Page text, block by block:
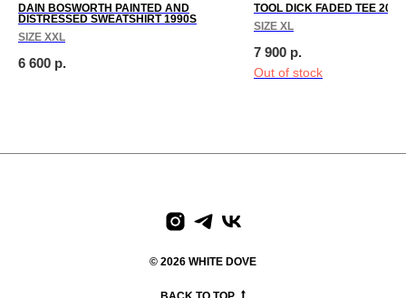
DAIN BOSWORTH PAINTED AND
DISTRESSED SWEATSHIRT 1990S
SIZE XXL
6 600 р.
TOOL DICK FADED TEE
SIZE XL
7 900 р.
Out of stock
We create digital spaces We create digital spaces We
© 2026 WHITE DOVE